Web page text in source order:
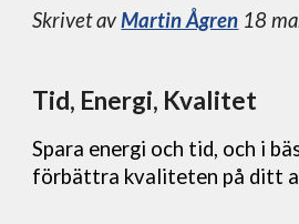
Skrivet avMartin Ågren 18
Tid, Energi, Kvalitet
Spara energi och tid, och i
förbättra kvaliteten på ditt